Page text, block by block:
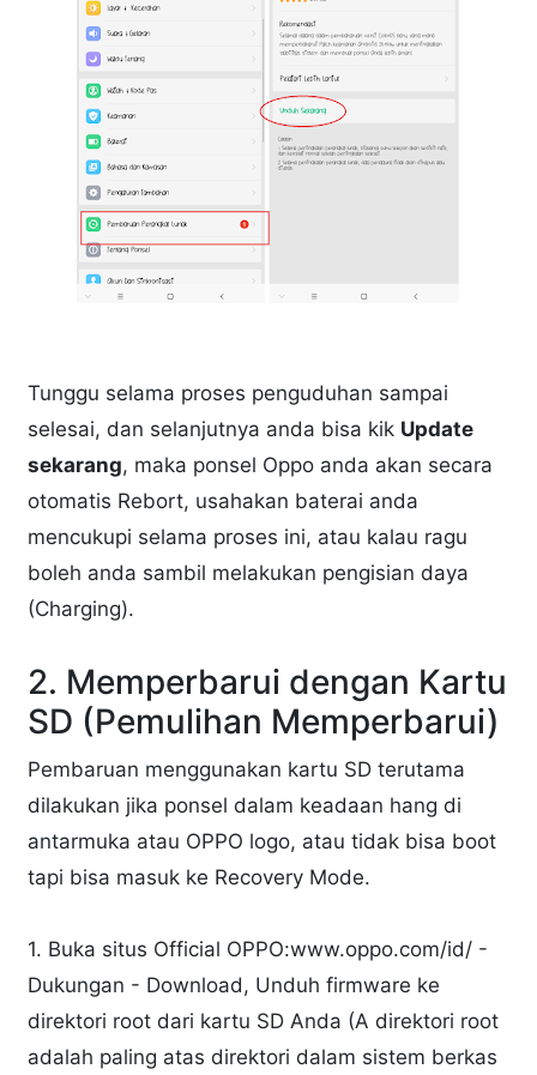
Tunggu selama proses penguduhan sampai
selesai, dan selanjutnya anda bisa kik Update
sekarang, maka ponsel Oppo anda akan secara
otomatis Rebort, usahakan baterai anda
mencukupi selama proses ini, atau kalau ragu
boleh anda sambil melakukan pengisian daya
(Charging).
2. Memperbarui dengan Kartu
SD (Pemulihan Memperbarui)
Pembaruan menggunakan kartu SD terutama
dilakukan jika ponsel dalam keadaan hang di
antarmuka atau OPPO logo, atau tidak bisa boot
tapi bisa masuk ke Recovery Mode.
1. Buka situs Official OPPO:www.oppo.com/id/ -
Dukungan - Download, Unduh firmware ke
direktori root dari kartu SD Anda (A direktori root
adalah paling atas direktori dalam sistem berkas